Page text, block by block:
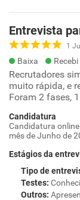
Entrevista
1
Baixa
Recrutadores
muito rápida, e
Foram 2 fases,
Candidatura
Candidatura
mês de Junho de
Estágios da
Tipo de
Testes:
Outros: